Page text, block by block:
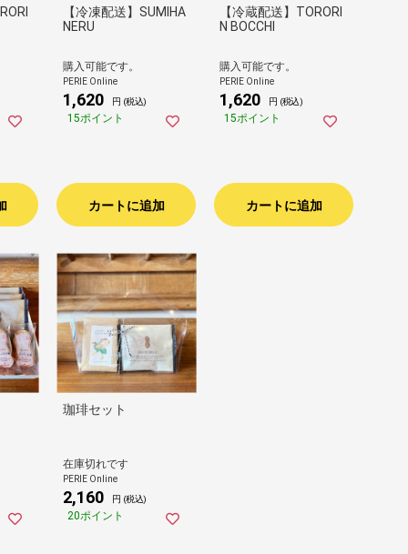
【冷凍配送】SUMIHA
NERU
購入可能です。
PERIE Online
1,620 円 (税込)
15ポイント
カートに追加
【冷蔵配送】TORORI
N BOCCHI
購入可能です。
PERIE Online
1,620 円 (税込)
15ポイント
カートに追加
珈琲セット
在庫切れです
PERIE Online
2,160 円 (税込)
20ポイント